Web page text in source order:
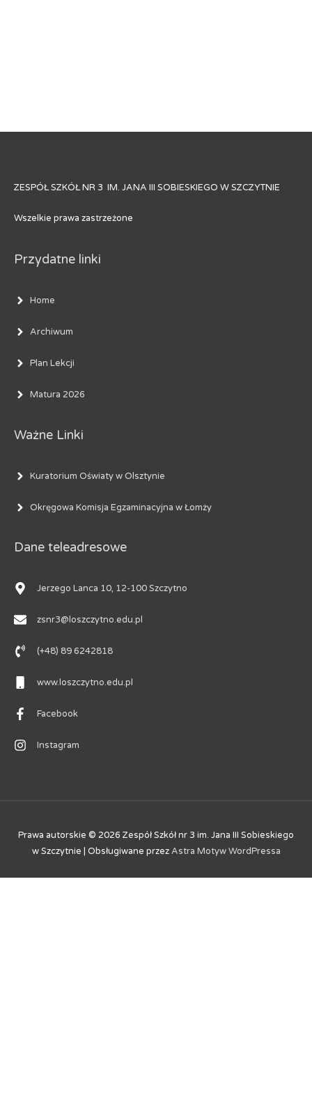
ZESPÓŁ SZKÓŁ NR 3 IM. JANA III SOBIESKIEGO W SZCZYTNIE
Wszelkie prawa zastrzeżone
Przydatne linki
Home
Archiwum
Plan Lekcji
Matura 2026
Ważne Linki
Kuratorium Oświaty w Olsztynie
Okręgowa Komisja Egzaminacyjna w Łomży
Dane teleadresowe
Jerzego Lanca 10, 12-100 Szczytno
zsnr3@loszczytno.edu.pl
(+48) 89 6242818
www.loszczytno.edu.pl
Facebook
Instagram
Prawa autorskie © 2026 Zespół Szkół nr 3 im. Jana III Sobieskiego
w Szczytnie | Obsługiwane przezAstra Motyw WordPressa